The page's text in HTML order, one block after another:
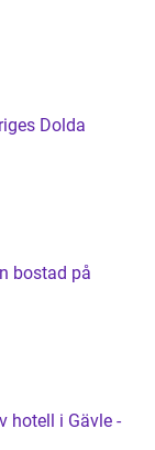
Dolda
bostad på
hotell i Gävle -